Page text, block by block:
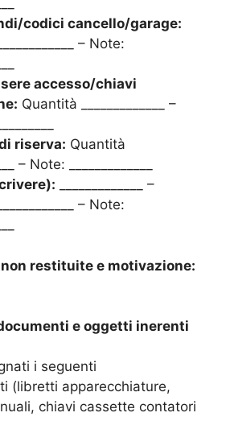
codici cancello/garage:
– Note:
accesso/chiavi
Quantità _____________ –
riserva: Quantità
– Note: _____________
_____________ –
– Note:
restituite e motivazione:
e oggetti inerenti
i seguenti
(libretti apparecchiature,
chiavi cassette contatori